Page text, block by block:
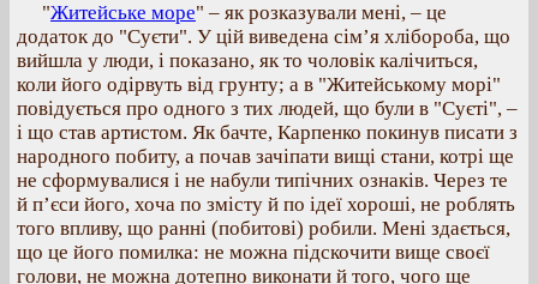
"Житейське море" – як розказували мені, – це
додаток до "Суєти". У цій виведена сім’я хлібороба, що
вийшла у люди, і показано, як то чоловік калічиться,
коли його одірвуть від грунту; а в "Житейському морі"
повідується про одного з тих людей, що були в "Суєті", –
і що став артистом. Як бачте, Карпенко покинув писати з
народного побиту, а почав зачіпати вищі стани, котрі ще
не сформувалися і не набули типічних ознаків. Через те
й п’єси його, хоча по змісту й по ідеї хороші, не роблять
того впливу, що ранні (побитові) робили. Мені здається,
що це його помилка: не можна підскочити вище своєї
голови, не можна дотепно виконати й того, чого ще